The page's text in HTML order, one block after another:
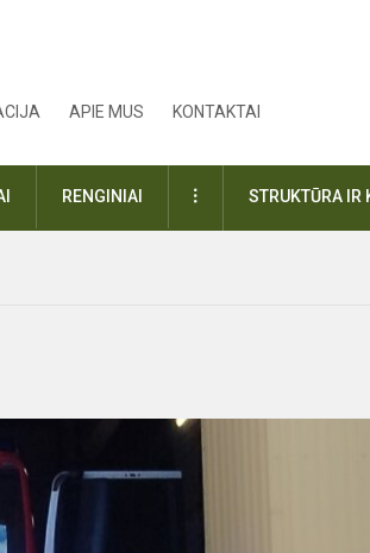
APIE MUS KONTAKTAI
RENGINIAI DAUGIAUSTRUKTŪRA IR